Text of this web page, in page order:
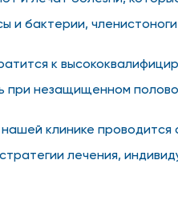
и бактерии,
к
при незащищенном
нашей клинике
лечения,